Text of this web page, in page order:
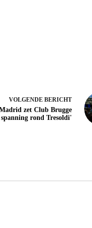
VOLGENDE BERICHT
zet Club Brugge
rond Tresoldi'